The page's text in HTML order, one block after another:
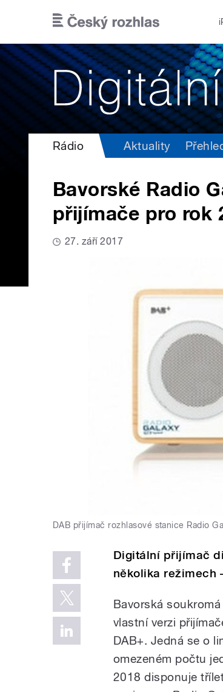
Rádio Aktuality
Bavorské Radio
přijímače pro rok
27. září 2017
DAB přijímač rozhlasové stanice Radio
Digitální přijímač
několika režimech
Bavorská
vlastní verzi
DAB+. Jedná se o
omezeném počtu
2018 disponuje